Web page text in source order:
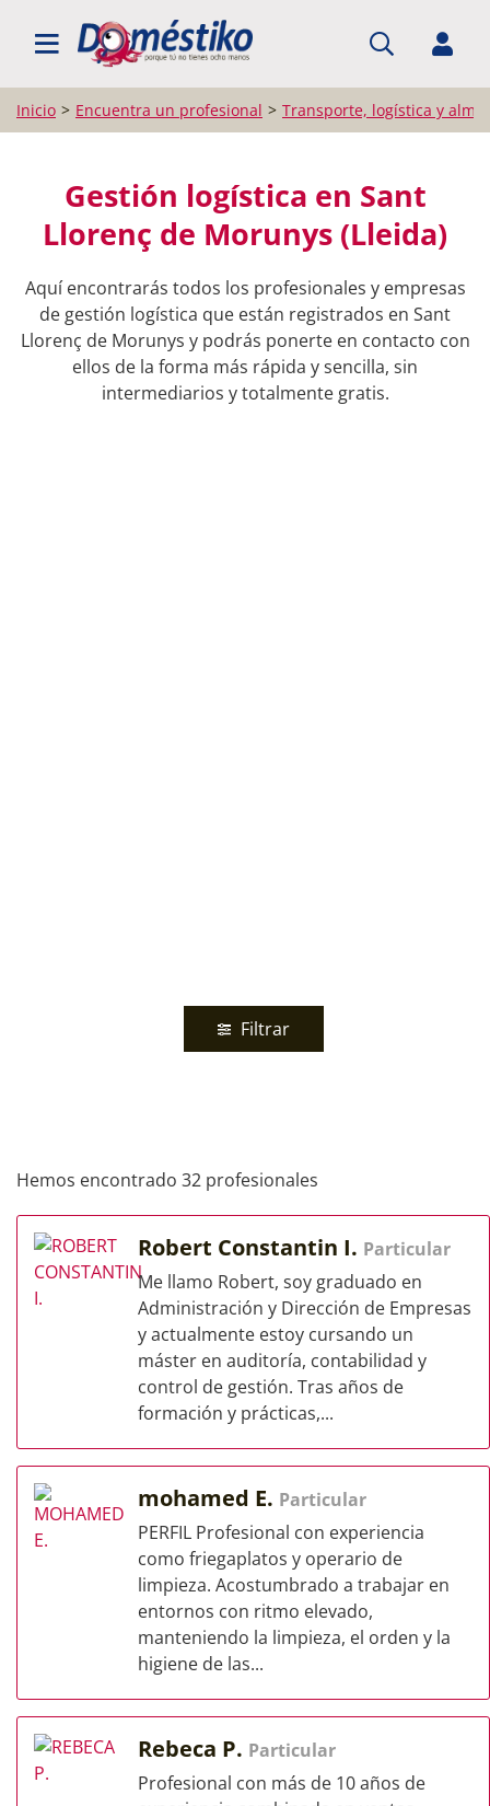
BUSCAR PROFESIONALES
Inicio Encuentra un profesional Transporte, logística y
Gestión logística en Sant
Llorenç de Morunys (Lleida)
Aquí encontrarás todos los profesionales y empresas
de gestión logística que están registrados en Sant
Llorenç de Morunys y podrás ponerte en contacto con
ellos de la forma más rápida y sencilla, sin
intermediarios y totalmente gratis.
Filtrar
Hemos encontrado 32 profesionales
Robert Constantin I. Particular
Me llamo Robert, soy graduado en
Administración y Dirección de Empresas
y actualmente estoy cursando un
máster en auditoría, contabilidad y
control de gestión. Tras años de
formación y prácticas,...
mohamed E. Particular
PERFIL Profesional con experiencia
como friegaplatos y operario de
limpieza. Acostumbrado a trabajar en
entornos con ritmo elevado,
manteniendo la limpieza, el orden y la
higiene de las...
Rebeca P. Particular
Profesional con más de 10 años de